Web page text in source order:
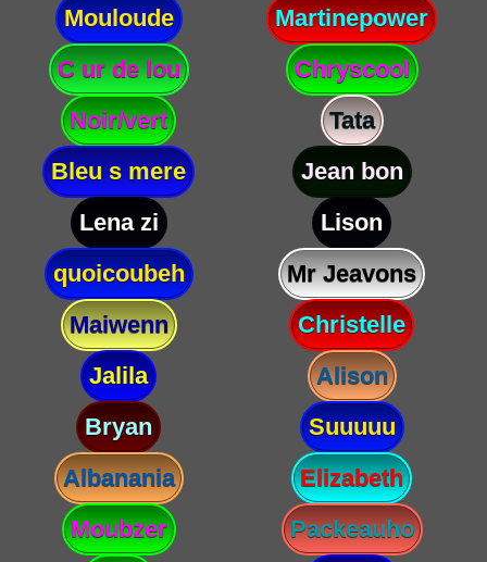
Mouloude
Martinepower
C ur de lou
Chryscool
Noir/vert
Tata
Bleu s mere
Jean bon
Lena zi
Lison
quoicoubeh
Mr Jeavons
Maiwenn
Christelle
Jalila
Alison
Bryan
Suuuuu
Albanania
Elizabeth
Moubzer
Packeauho